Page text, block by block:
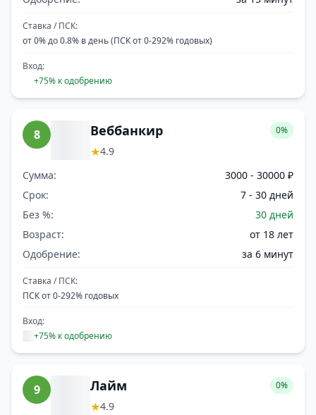
Ставка / ПСК:
от 0% до 0.8% в день (ПСК от 0-292% годовых)
Вход:
+75% к одобрению
8 Веббанкир
★4.9
0%
Сумма:
3000 - 30000 ₽
Срок:
7 - 30 дней
Без %:
30 дней
Возраст:
от 18 лет
Одобрение:
за 6 минут
Ставка / ПСК:
ПСК от 0-292% годовых
Вход:
+75% к одобрению
9 Лайм
★4.9
0%